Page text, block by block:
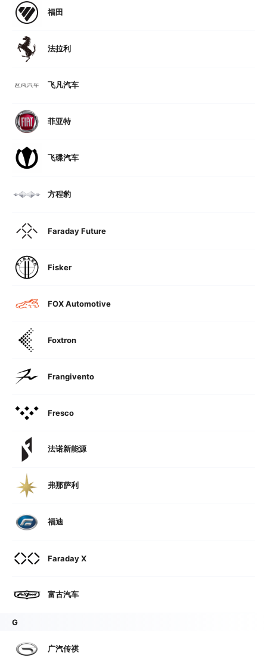
福田
法拉利
飞凡汽车
菲亚特
飞碟汽车
方程豹
Faraday Future
Fisker
FOX Automotive
Foxtron
Frangivento
Fresco
法诺新能源
弗那萨利
福迪
Faraday X
富古汽车
G
广汽传祺